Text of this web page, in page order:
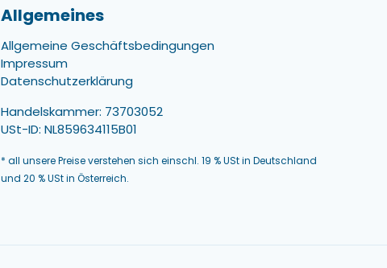
Allgemeines
Allgemeine Geschäftsbedingungen
Impressum
Datenschutzerklärung
Handelskammer: 73703052
USt-ID: NL859634115B01
* all unsere Preise verstehen sich einschl. 19 % USt in Deutschland
und 20 % USt in Österreich.